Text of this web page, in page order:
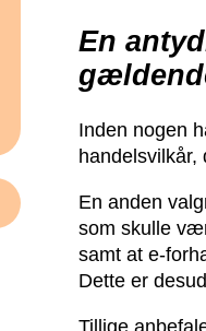
En
Inden nogen
handelsvilkår,
En anden
som skulle
samt at e-
Dette er